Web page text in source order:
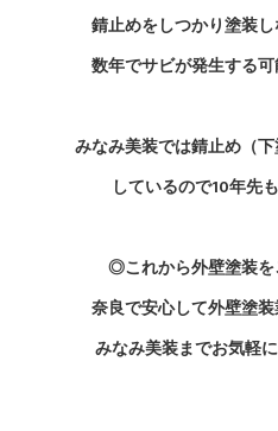
錆止めをしつかり塗装
数年でサビが発生する可
みなみ美装では錆止め（
しているので10年先
◎これから外壁塗装
奈良で安心して外壁塗
みなみ美装までお気軽